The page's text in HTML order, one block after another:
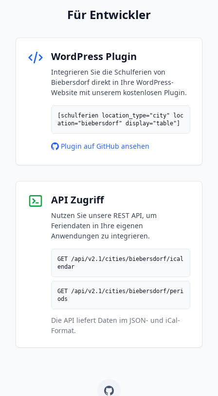
Für Entwickler
WordPress Plugin
Integrieren Sie die Schulferien von
Biebersdorf direkt in Ihre WordPress-
Website mit unserem kostenlosen Plugin.
[schulferien location_type="city" loc
ation="biebersdorf" display="table"]
Plugin auf GitHub ansehen
API Zugriff
Nutzen Sie unsere REST API, um
Feriendaten in Ihre eigenen
Anwendungen zu integrieren.
GET /api/v2.1/cities/biebersdorf/ical
endar
GET /api/v2.1/cities/biebersdorf/peri
ods
Die API liefert Daten im JSON- und iCal-
Format.